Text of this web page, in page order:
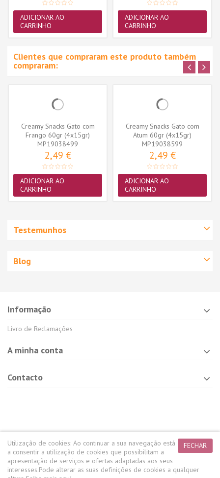
ADICIONAR AO
CARRINHO
ADICIONAR AO
CARRINHO
Clientes que compraram este produto também
compraram:
Creamy Snacks Gato com
Frango 60gr (4x15gr)
MP19038499
2,49 €
ADICIONAR AO
CARRINHO
Creamy Snacks Gato com
Atum 60gr (4x15gr)
MP19038599
2,49 €
ADICIONAR AO
CARRINHO
Testemunhos
Blog
Informação
Livro de Reclamações
A minha conta
Contacto
FECHAR
Utilização de cookies: Ao continuar a sua navegação está
a consentir a utilização de cookies que possibilitam a
apresentação de serviços e ofertas adaptadas aos seus
interesses.Pode alterar as suas definições de cookies a qualquer